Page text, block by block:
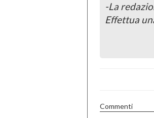
-La
Effettua
Commenti